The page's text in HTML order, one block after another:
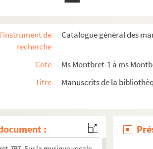
de
recherche
Catalogue général des
Cote
Ms Montbret-1 à ms
Titre
Manuscrits de la
:
783. Extraits du Valesiana, à quoi on a joint
784. Relation de voyage depuis le port de La
787 à Ms Montbret-793. Recueil de notes
795. Recueil concernant Cîteaux
796. Règlemens de la Congrégation de